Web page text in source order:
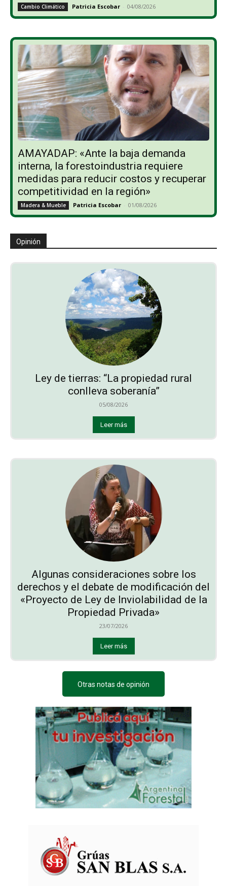
Cambio Climático Patricia Escobar - 04/08/2026
AMAYADAP: «Ante la baja demanda
interna, la forestoindustria requiere
medidas para reducir costos y recuperar
competitividad en la región»
Madera & Mueble Patricia Escobar - 01/08/2026
Opinión
Ley de tierras: “La propiedad rural
conlleva soberanía”
05/08/2026
Leer más
Algunas consideraciones sobre los
derechos y el debate de modificación del
«Proyecto de Ley de Inviolabilidad de la
Propiedad Privada»
23/07/2026
Leer más
Otras notas de opinión